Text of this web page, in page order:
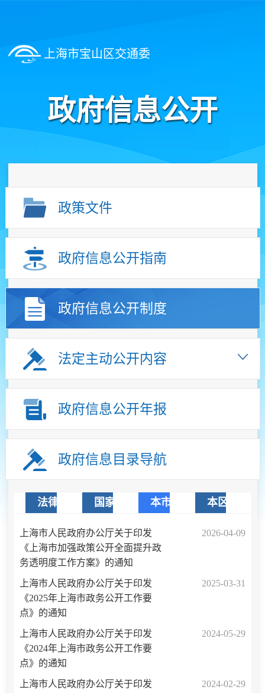
上海市宝山区交通委
政府信息公开
政策文件
政府信息公开指南
政府信息公开制度
法定主动公开内容
政府信息公开年报
政府信息目录导航
法律法规 国家文件 本市文件 本区文件
2026-04-09
上海市人民政府办公厅关于印发
《上海市加强政策公开全面提升政
务透明度工作方案》的通知
2025-03-31
上海市人民政府办公厅关于印发
《2025年上海市政务公开工作要
点》的通知
2024-05-29
上海市人民政府办公厅关于印发
《2024年上海市政务公开工作要
点》的通知
2024-02-29
上海市人民政府办公厅关于印发